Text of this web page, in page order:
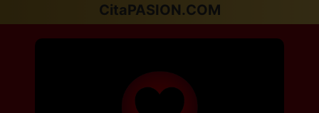
CitaPASION.COM